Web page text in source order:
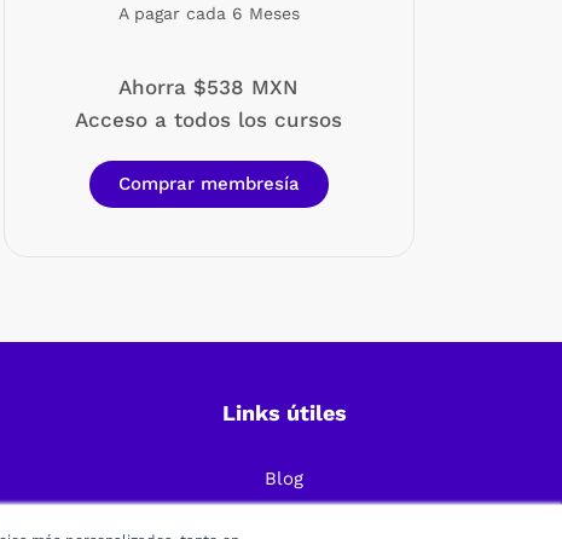
A pagar cada 6 Meses
Ahorra $538 MXN
Acceso a todos los cursos
Comprar membresía
Links útiles
Blog
Preguntas Frecuentes